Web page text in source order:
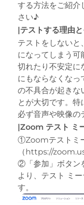
する方法をご紹介
さい♪
|テストする理由
テストをしないと
になってしまう可
切れたり不安定に
にもならなくなっ
の不具合が起きな
とが大切です。特
必ず音声や映像の
|Zoom テスト ミ
①Zoomテストミ
（https://
②「参加」ボタン
より、テスト ミ
す。